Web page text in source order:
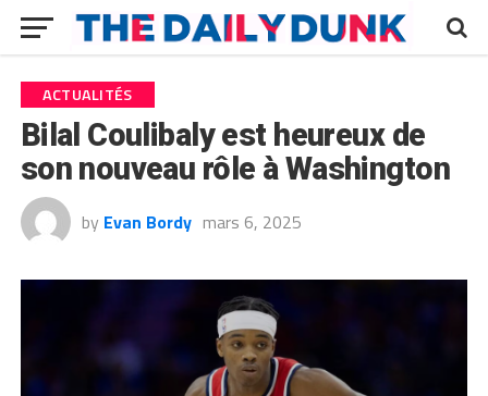
ACTUALITÉS
Bilal Coulibaly est heureux de
son nouveau rôle à Washington
by Evan Bordy mars 6, 2025